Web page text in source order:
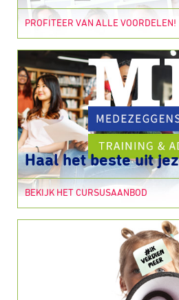
PROFITEER VAN ALLE VOORDELEN!
Haal het beste uit
BEKIJK HET CURSUSAANBOD